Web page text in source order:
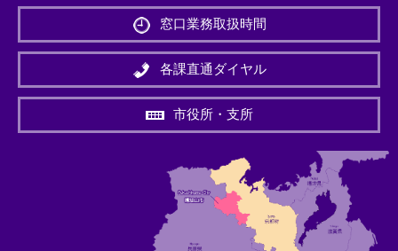
外
リ
ン
＞
窓口業務取扱時間
各課直通ダイヤル
市役所・支所